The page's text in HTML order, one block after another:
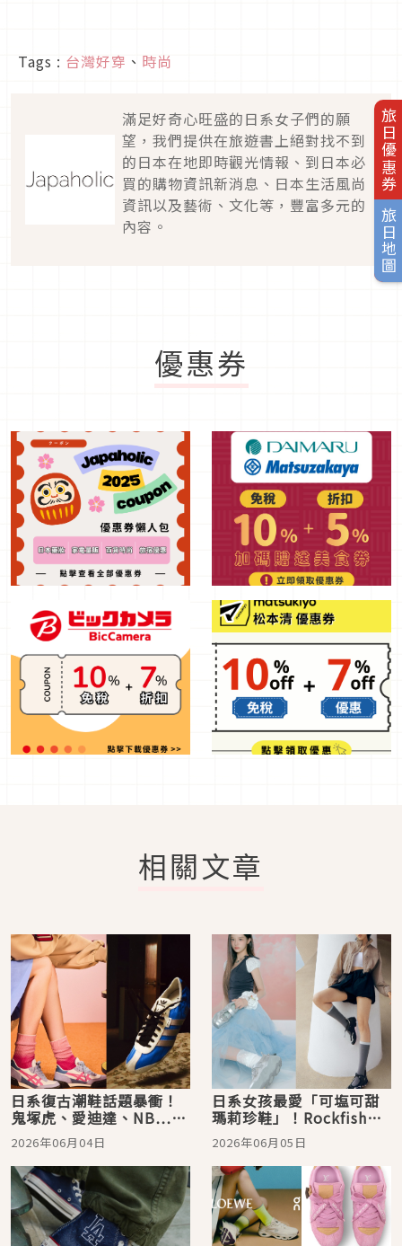
旅日優惠券
旅日地圖
Tags : 台灣好穿 、 時尚
滿足好奇心旺盛的日系女子們的願
望，我們提供在旅遊書上絕對找不到
的日本在地即時觀光情報、到日本必
買的購物資訊新消息、日本生活風尚
資訊以及藝術、文化等，豐富多元的
內容。
優惠券
相關文章
日系復古潮鞋話題暴衝！
鬼塚虎、愛迪達、NB…這
雙麂皮拼接＋芭蕾元素，
根本東京街拍指定款
2026年06月04日
日系女孩最愛「可塩可甜
瑪莉珍鞋」！Rockfish厚
底設計腿長+10公分、這
雙爆紅洗版日韓社群
2026年06月05日